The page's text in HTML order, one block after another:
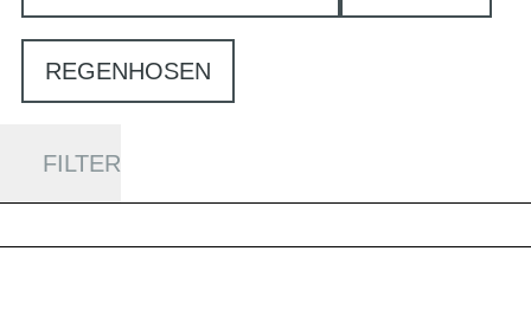
REGENHOSEN
FILTER